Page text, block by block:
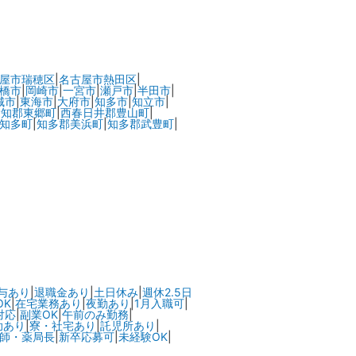
市瑞穂区| 名古屋市熱田区|
市| 岡崎市| 一宮市| 瀬戸市| 半田市|
市| 東海市| 大府市| 知多市| 知立市|
郡東郷町| 西春日井郡豊山町|
多町| 知多郡美浜町| 知多郡武豊町|
あり 退職金あり 土日休み| 週休2.5日
|在宅業務あり 夜勤あり 1月入職可|
応| 副業OK| 午前のみ勤務 |
り 寮・社宅あり 託児所あり
・薬局長| 新卒応募可| 未経験OK|